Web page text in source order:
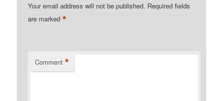
Your email address will not be published. Required fields
are marked*
Comment *